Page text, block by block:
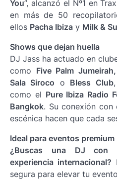
You”, alcanzó el Nº1 en
en más de 50
ellos Pacha Ibiza y Milk &
Shows que dejan huella
DJ Jass ha actuado en
como Five Palm
Sala Siroco o Bless Club
como el Pure Ibiza Radio
Bangkok. Su conexión con
escénica hacen que cada
Ideal para eventos premium
¿Buscas una DJ con
experiencia internacional?
segura para elevar tu